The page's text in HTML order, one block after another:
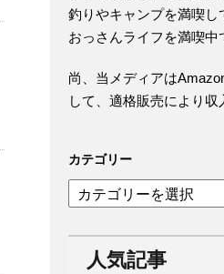
釣りやキャンプを満喫し
おっさんライフを満喫中
尚、当メディアは
して、適格販売により収
カテゴリー
テ
人気記事